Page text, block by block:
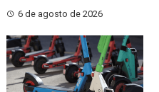
6 de agosto de 2026